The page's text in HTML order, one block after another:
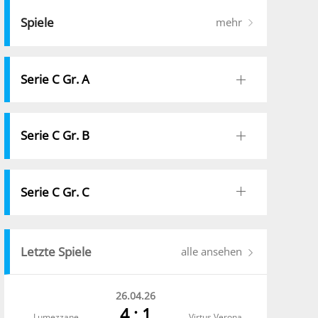
Spiele mehr
Serie C Gr. A
Serie C Gr. B
Serie C Gr. C
Letzte Spiele alle ansehen
26.04.26